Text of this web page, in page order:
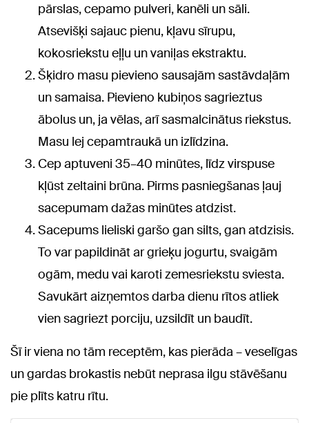
pārslas, cepamo pulveri, kanēli un sāli.
Atsevišķi sajauc pienu, kļavu sīrupu,
kokosriekstu eļļu un vaniļas ekstraktu.
Šķidro masu pievieno sausajām sastāvdaļām
un samaisa. Pievieno kubiņos sagrieztus
ābolus un, ja vēlas, arī sasmalcinātus riekstus.
Masu lej cepamtraukā un izlīdzina.
Cep aptuveni 35–40 minūtes, līdz virspuse
kļūst zeltaini brūna. Pirms pasniegšanas ļauj
sacepumam dažas minūtes atdzist.
Sacepums lieliski garšo gan silts, gan atdzisis.
To var papildināt ar grieķu jogurtu, svaigām
ogām, medu vai karoti zemesriekstu sviesta.
Savukārt aizņemtos darba dienu rītos atliek
vien sagriezt porciju, uzsildīt un baudīt.
Šī ir viena no tām receptēm, kas pierāda – veselīgas
un gardas brokastis nebūt neprasa ilgu stāvēšanu
pie plīts katru rītu.